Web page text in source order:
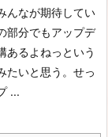
んなが期待してい
部分でもアップデ
あるよねっという
いと思う。 せっ
...